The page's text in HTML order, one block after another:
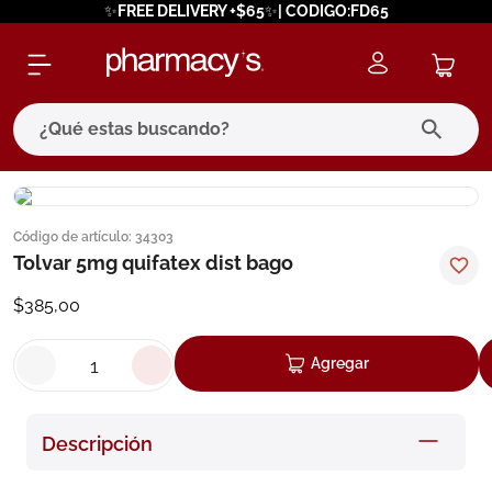
✨FREE DELIVERY +$65✨| CODIGO:FD65
¿Qué estas buscando?
Código de artículo: 34303
Tolvar 5mg quifatex dist bago
$385,00
Agregar
Descripción
términos más buscados
1. eucerin
3
bioderma
5. cerave
6 megacistin